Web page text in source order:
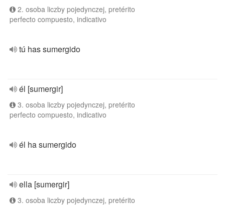
2. osoba liczby pojedynczej, pretérito
perfecto compuesto, indicativo
tú has sumergido
él [sumergir]
3. osoba liczby pojedynczej, pretérito
perfecto compuesto, indicativo
él ha sumergido
ella [sumergir]
3. osoba liczby pojedynczej, pretérito